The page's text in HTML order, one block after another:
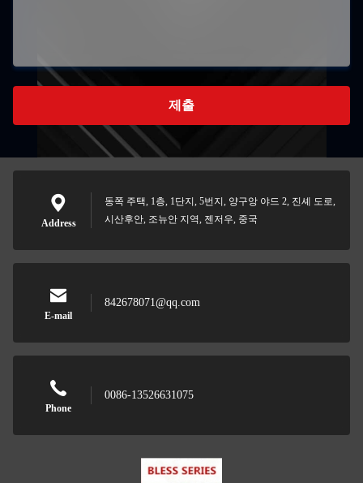
제출
Address
동쪽 주택, 1층, 1단지, 5번지, 양구앙 야드 2, 진셰 도로,
시산후안, 조뉴안 지역, 젠저우, 중국
E-mail
842678071@qq.com
Phone
0086-13526631075